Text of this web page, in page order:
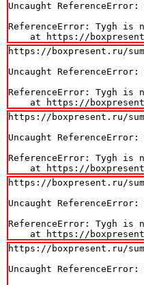
Uncaught
ReferenceError: Tygh is
at https://
https://boxpresent.ru/
Uncaught
ReferenceError: Tygh is
at https://
https://boxpresent.ru/
Uncaught
ReferenceError: Tygh is
at https://
https://boxpresent.ru/
Uncaught
ReferenceError: Tygh is
at https://
https://boxpresent.ru/
Uncaught